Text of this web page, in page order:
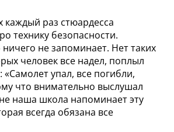
каждый раз стюардесса
технику безопасности.
не запоминает. Нет таких
человек все надел, поплыл
«Самолет упал, все погибли,
что внимательно выслушал
наша школа напоминает эту
всегда обязана все